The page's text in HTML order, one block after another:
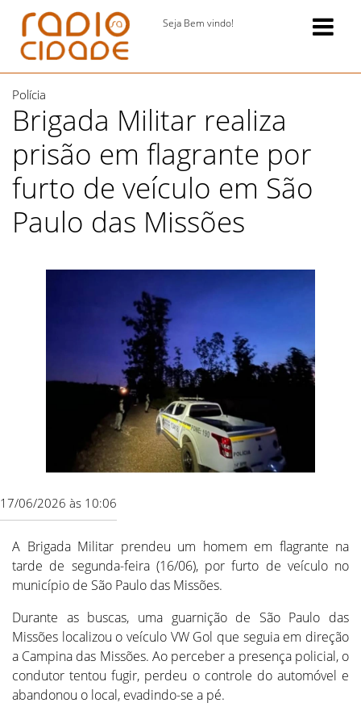
Seja Bem vindo!
Polícia
Brigada Militar realiza
prisão em flagrante por
furto de veículo em São
Paulo das Missões
17/06/2026 às 10:06
A Brigada Militar prendeu um homem em flagrante na
tarde de segunda-feira (16/06), por furto de veículo no
município de São Paulo das Missões.
Durante as buscas, uma guarnição de São Paulo das
Missões localizou o veículo VW Gol que seguia em direção
a Campina das Missões. Ao perceber a presença policial, o
condutor tentou fugir, perdeu o controle do automóvel e
abandonou o local, evadindo-se a pé.